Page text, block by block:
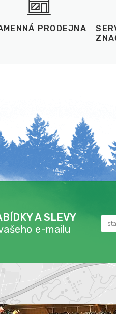
PRODEJNA
A SLEVY
e-mailu